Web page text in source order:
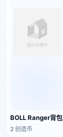
BOLL Ranger背包
2 创造币